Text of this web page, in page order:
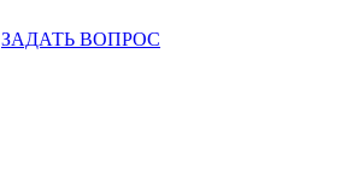
ЗАДАТЬ ВОПРОС